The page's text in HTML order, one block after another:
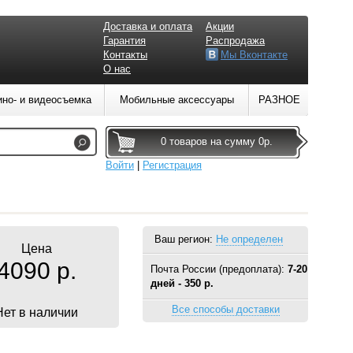
Ваш регион: Не определен
Почта России (предоплата): 7-20
дней - 350 р.
Все способы доставки
Цена
р.
в наличии
Доставка и оплата
Гарантия
Контакты
О нас
Акции
Распродажа
Мы Вконтакте
и видеосъемка Мобильные аксессуары РАЗНОЕ
0 товаров на сумму 0р.
Войти
Регистрация